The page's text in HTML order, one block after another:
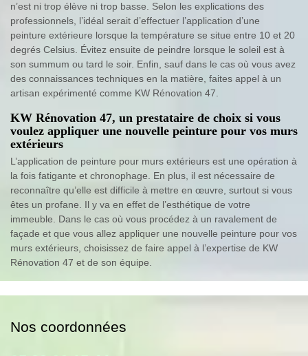
n’est ni trop élève ni trop basse. Selon les explications des
professionnels, l’idéal serait d’effectuer l’application d’une
peinture extérieure lorsque la température se situe entre 10 et 20
degrés Celsius. Évitez ensuite de peindre lorsque le soleil est à
son summum ou tard le soir. Enfin, sauf dans le cas où vous avez
des connaissances techniques en la matière, faites appel à un
artisan expérimenté comme KW Rénovation 47.
KW Rénovation 47, un prestataire de choix si vous
voulez appliquer une nouvelle peinture pour vos murs
extérieurs
L’application de peinture pour murs extérieurs est une opération à
la fois fatigante et chronophage. En plus, il est nécessaire de
reconnaître qu’elle est difficile à mettre en œuvre, surtout si vous
êtes un profane. Il y va en effet de l’esthétique de votre
immeuble. Dans le cas où vous procédez à un ravalement de
façade et que vous allez appliquer une nouvelle peinture pour vos
murs extérieurs, choisissez de faire appel à l’expertise de KW
Rénovation 47 et de son équipe.
Nos coordonnées